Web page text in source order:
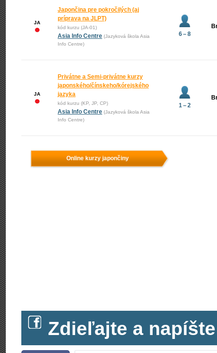
JA
Japončina pre pokročilých (aj
príprava na JLPT)
kód kurzu (JA-01)
Asia Info Centre (Jazyková škola Asia
Info Centre)
6 – 8
JA
Privátne a Semi-privátne kurzy
japonského/čínskeho/kórejského
jazyka
kód kurzu (KP, JP, CP)
Asia Info Centre (Jazyková škola Asia
Info Centre)
1 – 2
Online kurzy japončiny
Zdieľajte a